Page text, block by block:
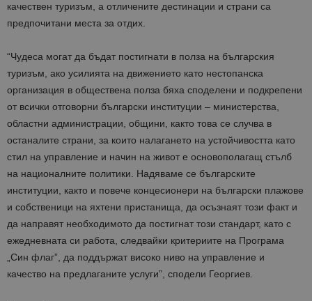
качествен туризъм, а отличените дестинации и страни са
предпочитани места за отдих.
“Чудеса могат да бъдат постигнати в полза на българския
туризъм, ако усилията на движението като нестопанска
организация в обществена полза бяха споделени и подкрепени
от всички отговорни български институции – министерства,
областни администрации, общини, както това се случва в
останалите страни, за които налагането на устойчивостта като
стил на управление и начин на живот е основополагащ стълб
на националните политики. Надяваме се българските
институции, както и повече концесионери на български плажове
и собственици на яхтени пристанища, да осъзнаят този факт и
да направят необходимото да постигнат този стандарт, като с
ежедневната си работа, следвайки критериите на Програма
„Син флаг”, да поддържат високо ниво на управление и
качество на предлаганите услуги”, сподели Георгиев.